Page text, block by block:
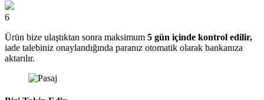
6
Ürün bize ulaştıktan sonra maksimum 5 gün içinde kontrol edilir,
iade talebiniz onaylandığında paranız otomatik olarak bankanıza
aktarılır.